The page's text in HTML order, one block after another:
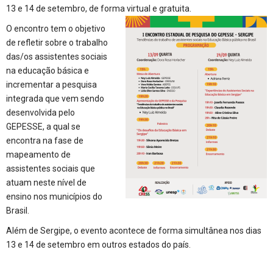
13 e 14 de setembro, de forma virtual e gratuita.
O encontro tem o objetivo
de refletir sobre o trabalho
das/os assistentes sociais
na educação básica e
incrementar a pesquisa
integrada que vem sendo
desenvolvida pelo
GEPESSE, a qual se
encontra na fase de
mapeamento de
assistentes sociais que
atuam neste nível de
ensino nos municípios do
Brasil.
Além de Sergipe, o evento acontece de forma simultânea nos dias
13 e 14 de setembro em outros estados do país.